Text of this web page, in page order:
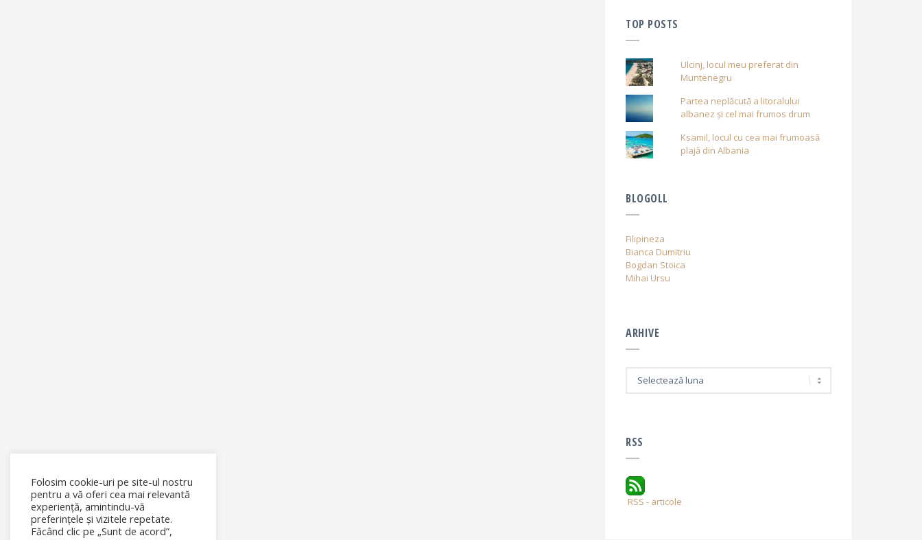
TOP POSTS
Ulcinj, locul meu preferat din
Muntenegru
Partea neplăcută a litoralului
albanez și cel mai frumos drum
Ksamil, locul cu cea mai frumoasă
plajă din Albania
BLOGOLL
Filipineza
Bianca Dumitriu
Bogdan Stoica
Mihai Ursu
ARHIVE
RSS
RSS - articole
Folosim cookie-uri pe site-ul nostru
pentru a vă oferi cea mai relevantă
experiență, amintindu-vă
preferințele și vizitele repetate.
Făcând clic pe „Sunt de acord”,